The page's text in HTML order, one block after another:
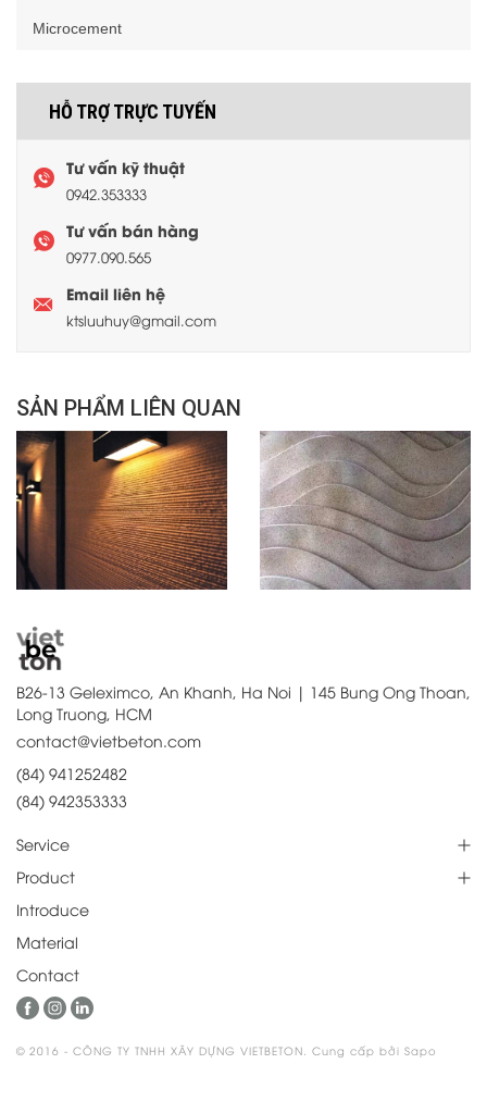
Microcement
HỖ TRỢ TRỰC TUYẾN
Tư vấn kỹ thuật
0942.353333
Tư vấn bán hàng
0977.090.565
Email liên hệ
ktsluuhuy@gmail.com
SẢN PHẨM LIÊN QUAN
B26-13 Geleximco, An Khanh, Ha Noi | 145 Bung Ong Thoan,
Long Truong, HCM
contact@vietbeton.com
(84) 941252482
(84) 942353333
Service
Product
Introduce
Material
Contact
© 2016 - CÔNG TY TNHH XÂY DỰNG VIETBETON. Cung cấp bởi Sapo